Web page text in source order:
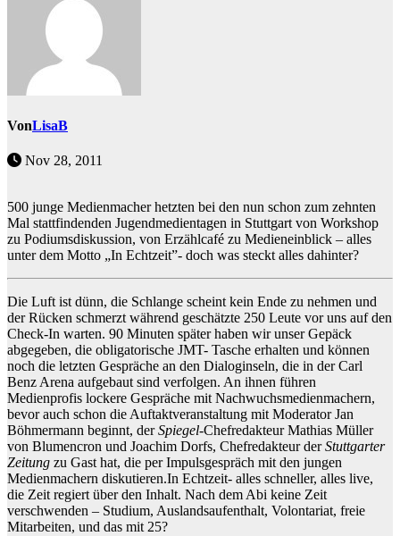
VonLisaB
Nov 28, 2011
500 junge Medienmacher hetzten bei den nun schon zum zehnten
Mal stattfindenden Jugendmedientagen in Stuttgart von Workshop
zu Podiumsdiskussion, von Erzählcafé zu Medieneinblick – alles
unter dem Motto „In Echtzeit”- doch was steckt alles dahinter?
Die Luft ist dünn, die Schlange scheint kein Ende zu nehmen und
der Rücken schmerzt während geschätzte 250 Leute vor uns auf den
Check-In warten. 90 Minuten später haben wir unser Gepäck
abgegeben, die obligatorische JMT- Tasche erhalten und können
noch die letzten Gespräche an den Dialoginseln, die in der Carl
Benz Arena aufgebaut sind verfolgen. An ihnen führen
Medienprofis lockere Gespräche mit Nachwuchsmedienmachern,
bevor auch schon die Auftaktveranstaltung mit Moderator Jan
Böhmermann beginnt, derSpiegel-Chefredakteur Mathias Müller
von Blumencron und Joachim Dorfs, Chefredakteur derStuttgarter
Zeitung zu Gast hat, die per Impulsgespräch mit den jungen
Medienmachern diskutieren.In Echtzeit- alles schneller, alles live,
die Zeit regiert über den Inhalt. Nach dem Abi keine Zeit
verschwenden – Studium, Auslandsaufenthalt, Volontariat, freie
Mitarbeiten, und das mit 25?